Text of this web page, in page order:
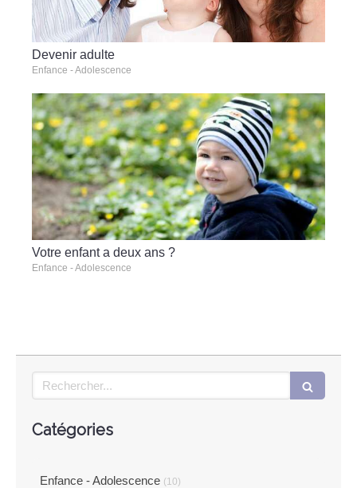
Devenir adulte
Enfance - Adolescence
Votre enfant a deux ans ?
Enfance - Adolescence
Rechercher
Catégories
Enfance - Adolescence (10)